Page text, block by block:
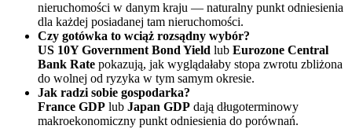
nieruchomości w danym kraju — naturalny punkt odniesienia
dla każdej posiadanej tam nieruchomości.
Czy gotówka to wciąż rozsądny wybór?
US 10Y Government Bond Yield lub Eurozone Central
Bank Rate pokazują, jak wyglądałaby stopa zwrotu zbliżona
do wolnej od ryzyka w tym samym okresie.
Jak radzi sobie gospodarka?
France GDP lub Japan GDP dają długoterminowy
makroekonomiczny punkt odniesienia do porównań.